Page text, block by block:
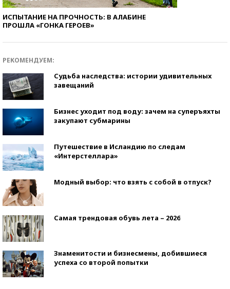
ИСПЫТАНИЕ НА ПРОЧНОСТЬ: В АЛАБИНЕ
ПРОШЛА «ГОНКА ГЕРОЕВ»
РЕКОМЕНДУЕМ:
Судьба наследства: истории удивительных
завещаний
Бизнес уходит под воду: зачем на суперъяхты
закупают субмарины
Путешествие в Исландию по следам
«Интерстеллара»
Модный выбор: что взять с собой в отпуск?
Самая трендовая обувь лета – 2026
Знаменитости и бизнесмены, добившиеся
успеха со второй попытки